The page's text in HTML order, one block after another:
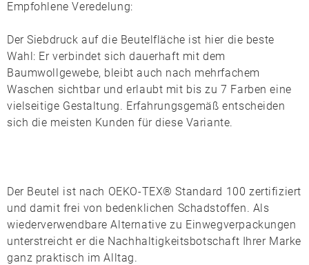
Empfohlene Veredelung:
DerSiebdruck auf die Beutelfläche ist hier die beste
Wahl: Er verbindet sich dauerhaft mit dem
Baumwollgewebe, bleibt auch nach mehrfachem
Waschen sichtbar und erlaubt mit bis zu 7 Farben eine
vielseitige Gestaltung. Erfahrungsgemäß entscheiden
sich die meisten Kunden für diese Variante.
Der Beutel ist nach OEKO-TEX® Standard 100 zertifiziert
und damit frei von bedenklichen Schadstoffen. Als
wiederverwendbare Alternative zu Einwegverpackungen
unterstreicht er die Nachhaltigkeitsbotschaft Ihrer Marke
ganz praktisch im Alltag.